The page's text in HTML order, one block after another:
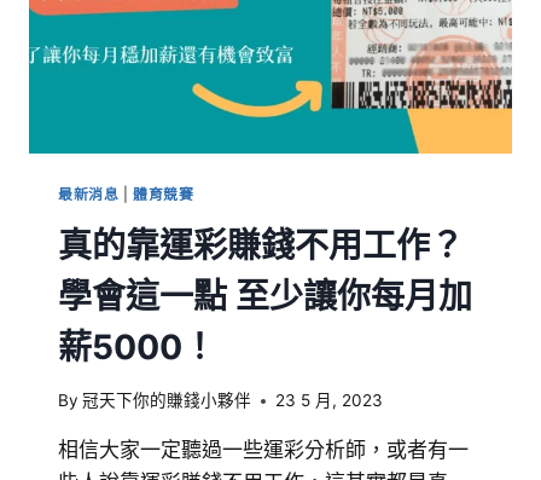
最新消息 |體育競賽
真的靠運彩賺錢不用工作？
學會這一點 至少讓你每月加
薪5000！
By 冠天下你的賺錢小夥伴 23 5 月, 2023
相信大家一定聽過一些運彩分析師，或者有一